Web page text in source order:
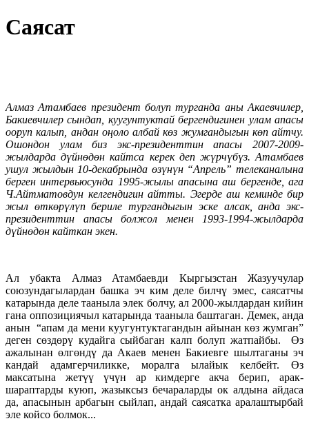
Саясат
Алмаз Атамбаев президент болуп турганда аны Акаевчилер,
Бакиевчилер сындап, куугунтуктай бергендигинен улам апасы
ооруп калып, андан оңоло албай көз жумгандыгын көп айтчу.
Ошондон улам биз экс-президенттин апасы 2007-2009-
жылдарда дүйнөдөн кайтса керек деп жүрчүбүз. Атамбаев
ушул жылдын 10-декабрында өзүнүн “Апрель” телеканалына
берген интервьюсунда 1995-жылы апасына аш бергенде, ага
Ч.Айтматовдун келгендигин айтты. Эгерде аш кеминде бир
жыл өткөрүлүп бериле тургандыгын эске алсак, анда экс-
президенттин апасы болжол менен 1993-1994-жылдарда
дүйнөдөн кайткан экен.
Ал убакта Алмаз Атамбаевди Кыргызстан Жазуучулар
союзундагылардан башка эч ким деле билчү эмес, саясатчы
катарында деле тааныла элек болчу, ал 2000-жылдардан кийин
гана оппозициячыл катарында тааныла баштаган. Демек, анда
анын “апам да мени куугунтуктагандын айынан көз жумган”
деген сөздөрү кудайга сыйбаган калп болуп жатпайбы. Өз
ажалынан өлгөндү да Акаев менен Бакиевге шылтаганы эч
кандай адамгерчиликке, моралга ылайык келбейт. Өз
максатына жетүү үчүн ар кимдерге акча берип, арак-
шараптарды куюп, жазыксыз бечараларды ок алдына айдаса
да, апасынын арбагын сыйлап, андай саясатка аралаштырбай
эле койсо болмок...